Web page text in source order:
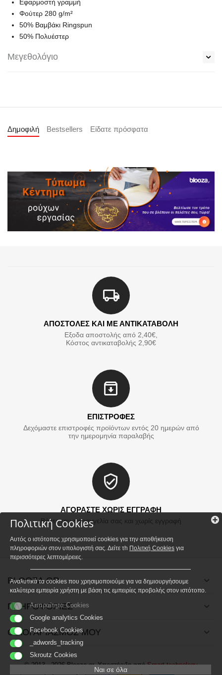
Εφαρμοστή γραμμή
Φούτερ 280 g/m²
50% Bαμβάκι Ringspun
50% Πολυέστερ
Μεγεθολόγιο
Δημοφιλή Bestsellers Είδατε πρόσφατα
ΑΠΟΣΤΟΛΕΣ ΚΑΙ ΜΕ ΑΝΤΙΚΑΤΑΒΟΛΗ
Εξοδα αποστολής από 2,40€,
Κόστος αντικαταβολής 2,90€
ΕΠΙΣΤΡΟΦΕΣ
Δεχόμαστε επιστροφές προϊόντων εντός 20 ημερών από
την ημερομηνία παραλαβής
ΑΓΟΡΑΣΤΕ ΧΩΡΙΣ ΕΓΓΡΑΦΗ
Βάλτε την παραγγελία σας και χωρίς εγγραφή
BLOOZA.GR
ΠΛΗΡΟΦΟΡΙΕΣ
Ο ΛΟΓΑΡΙΑΣΜΟΣ ΜΟΥ
© 2013 - 2026 Blooza.gr. Υποστήριξη απόSmart technology
Πολιτική Cookies
Αυτός ο ιστότοπος χρησιμοποιεί cookies για την αποθήκευση
πληροφοριών στον υπολογιστή σας. Δείτε τh Πολιτκή Cookies για
περισσότερες λεπτομέρειες.
Αναλυτικά τα cookies που χρησιμοποιούμε για να δημιουργήσουμε
καλύτερα εμπειρία χρήστη με βάση τις εμπειρίες προβολής στον ιστότοπο.
Απαραίτητα Cookies
Google analytics Cookies
Facebook Cookies
_adwords_tracking
Skroutz Cookies
Ναι σε όλα